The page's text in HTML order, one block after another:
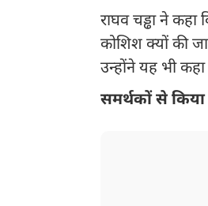
राघव चड्ढा ने
कोशिश क्यों की
उन्होंने यह भी
समर्थकों से